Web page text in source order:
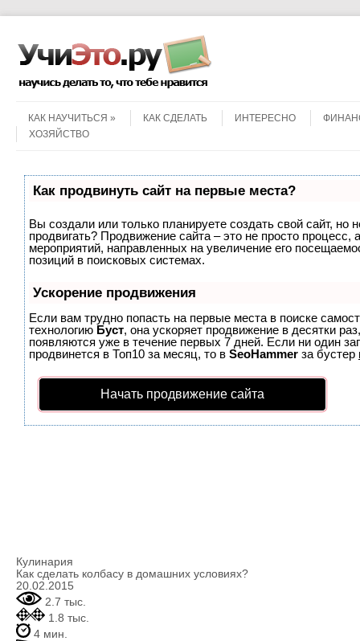
КАК НАУЧИТЬСЯ
КАК СДЕЛАТЬ ИНТЕРЕСНО
ХОЗЯЙСТВО
Как продвинуть сайт на первые места?
Вы создали или только планируете создать свой сайт, но
продвигать? Продвижение сайта – это не просто процесс,
мероприятий, направленных на увеличение его
позиций в поисковых системах.
Ускорение продвижения
Если вам трудно попасть на первые места в поиске
технологию Буст, она ускоряет продвижение в десятки
появляются уже в течение первых 7 дней. Если ни один
продвинется в Топ10 за месяц, то в SeoHammer за бустер
Начать продвижение сайта
Кулинария
Как сделать колбасу в домашних условиях?
20.02.2015
2.7 тыс.
1.8 тыс.
4 мин.